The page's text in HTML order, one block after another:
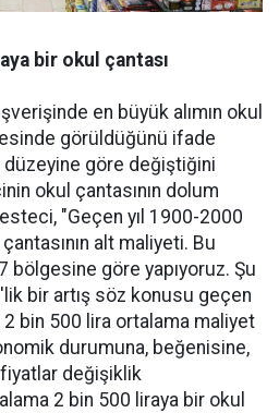
bir okul çantası
en büyük alımın okul
görüldüğünü ifade
göre değiştiğini
okul çantasının dolum
"Geçen yıl 1900-2000
alt maliyeti. Bu
bölgesine göre yapıyoruz. Şu
bir artış söz konusu geçen
2 bin 500 lira ortalama maliyet
durumuna, beğenisine,
fiyatlar değişiklik
2 bin 500 liraya bir okul